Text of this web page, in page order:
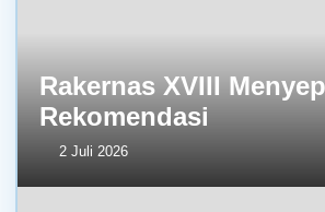
Rakernas XVIII
Rekomendasi
2 Juli 2026